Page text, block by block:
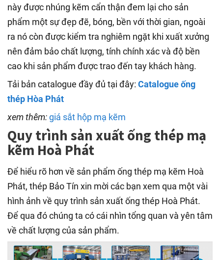
này được nhúng kẽm cẩn thận đem lại cho sản
phẩm một sự đẹp đẽ, bóng, bền với thời gian, ngoài
ra nó còn được kiểm tra nghiêm ngặt khi xuất xưởng
nên đảm bảo chất lượng, tính chính xác và độ bền
cao khi sản phẩm được trao đến tay khách hàng.
Tải bản catalogue đầy đủ tại đây: Catalogue ống
thép Hòa Phát
xem thêm:giá sắt hộp mạ kẽm
Quy trình sản xuất ống thép mạ
kẽm Hoà Phát
Để hiểu rõ hơn về sản phẩm ống thép mạ kẽm Hoà
Phát, thép Bảo Tín xin mời các bạn xem qua một vài
hình ảnh về quy trình sản xuất ống thép Hoà Phát.
Để qua đó chúng ta có cái nhìn tổng quan và yên tâm
về chất lượng của sản phẩm.